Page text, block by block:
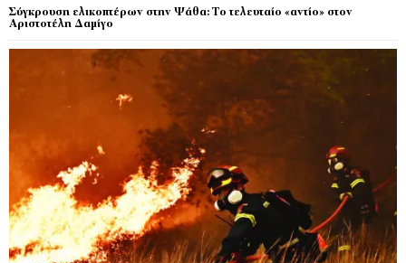
Σύγκρουση ελικοπτέρων στην Ψάθα: Tο τελευταίο «αντίο» στον
Αριστοτέλη Δαμίγο